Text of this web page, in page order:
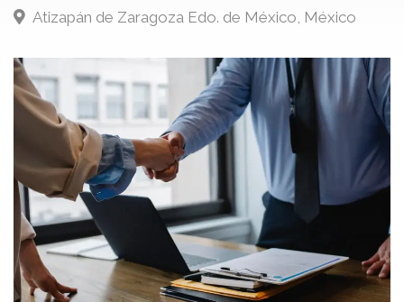
Atizapán de Zaragoza Edo. de México, México